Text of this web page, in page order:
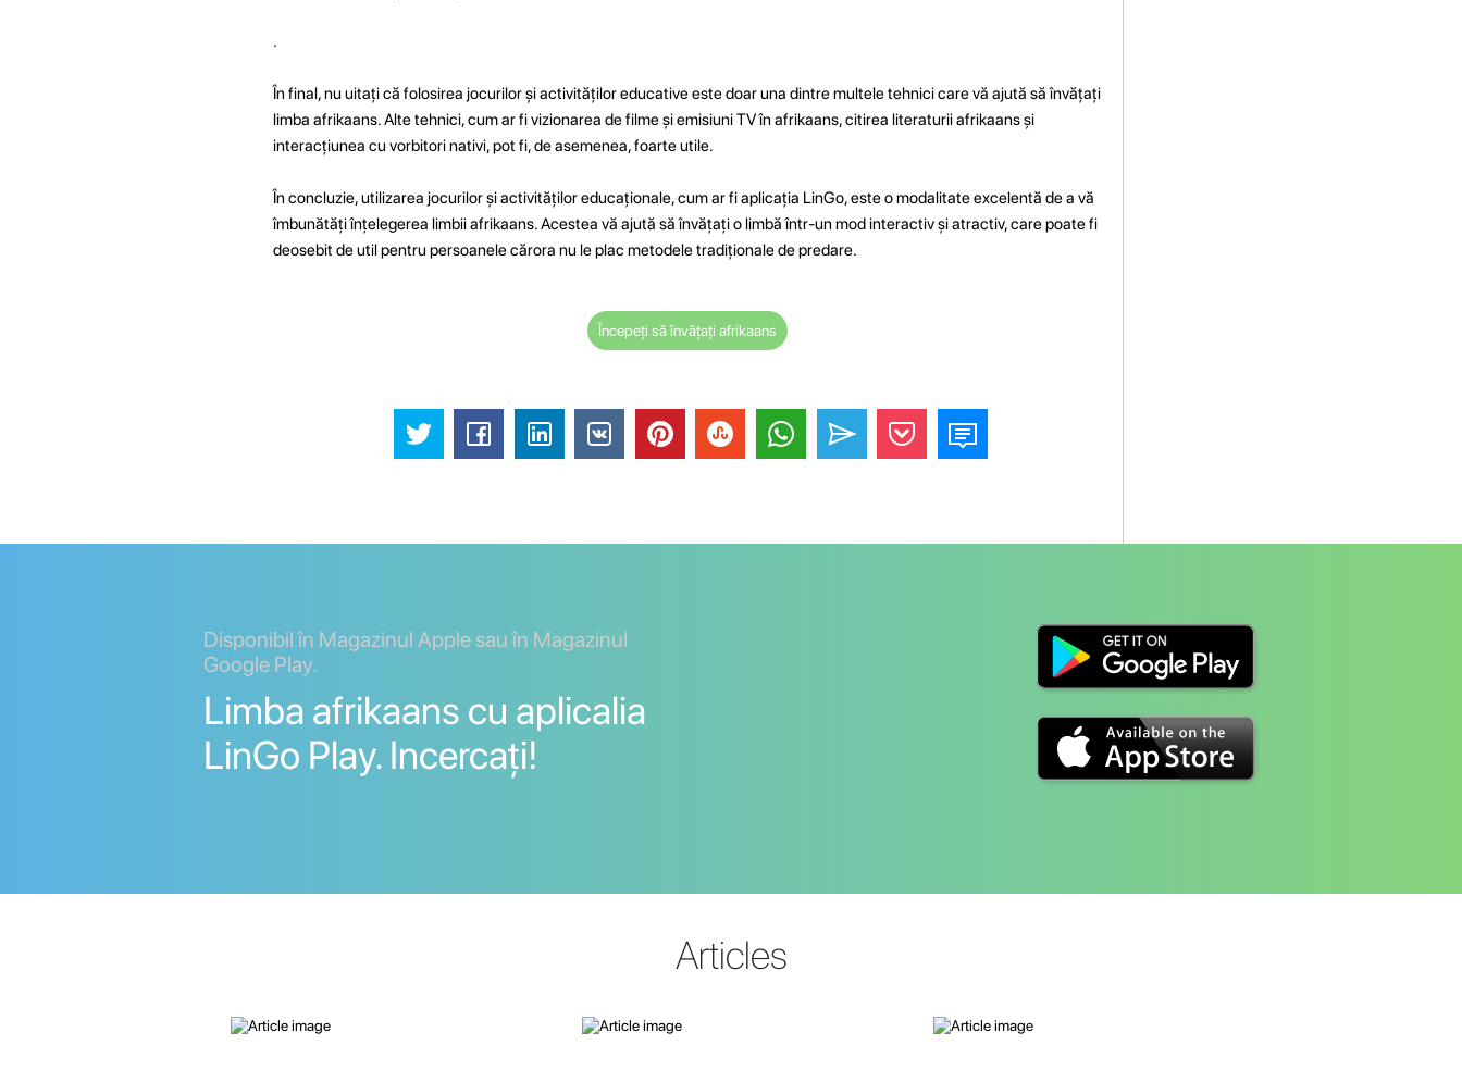
.
În final, nu uitați că folosirea jocurilor și activităților educative este doar una dintre multele tehnici care vă ajută să învățați
limba afrikaans. Alte tehnici, cum ar fi vizionarea de filme și emisiuni TV în afrikaans, citirea literaturii afrikaans și
interacțiunea cu vorbitori nativi, pot fi, de asemenea, foarte utile.
În concluzie, utilizarea jocurilor și activităților educaționale, cum ar fi aplicația LinGo, este o modalitate excelentă de a vă
îmbunătăți înțelegerea limbii afrikaans. Acestea vă ajută să învățați o limbă într-un mod interactiv și atractiv, care poate fi
deosebit de util pentru persoanele cărora nu le plac metodele tradiționale de predare.
Începeți să învățați afrikaans
Disponibil în Magazinul Apple sau în Magazinul
Google Play.
Limba afrikaans cu aplicalia
LinGo Play. Incercați!
Articles